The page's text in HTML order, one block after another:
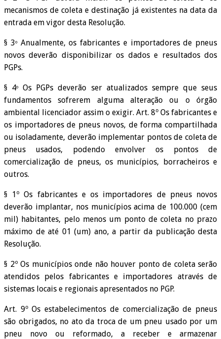
mecanismos de coleta e destinação já existentes na data da
entrada em vigor desta Resolução.
§ 3ºAnualmente, os fabricantes e importadores de pneus
novos deverão disponibilizar os dados e resultados dos
PGPs.
§ 4º Os PGPs deverão ser atualizados sempre que seus
fundamentos sofrerem alguma alteração ou o órgão
ambiental licenciador assim o exigir. Art. 8º Os fabricantes e
os importadores de pneus novos, de forma compartilhada
ou isoladamente, deverão implementar pontos de coleta de
pneus usados, podendo envolver os pontos de
comercialização de pneus, os municípios, borracheiros e
outros.
§ 1º Os fabricantes e os importadores de pneus novos
deverão implantar, nos municípios acima de 100.000 (cem
mil) habitantes, pelo menos um ponto de coleta no prazo
máximo de até 01 (um) ano, a partir da publicação desta
Resolução.
§ 2º Os municípios onde não houver ponto de coleta serão
atendidos pelos fabricantes e importadores através de
sistemas locais e regionais apresentados no PGP.
Art. 9º Os estabelecimentos de comercialização de pneus
são obrigados, no ato da troca de um pneu usado por um
pneu novo ou reformado, a receber e armazenar